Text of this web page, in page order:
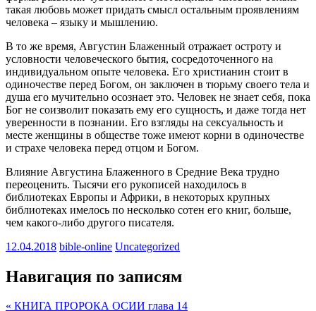
такая любовь может придать смысл остальным проявлениям
человека – языку и мышлению.
В то же время, Августин Блаженный отражает остроту и
условности человеческого бытия, сосредоточенного на
индивидуальном опыте человека. Его христианин стоит в
одиночестве перед Богом, он заключен в тюрьму своего тела и
душа его мучительно осознает это. Человек не знает себя, пока
Бог не соизволит показать ему его сущность, и даже тогда нет
уверенности в познании. Его взгляды на сексуальность и
месте женщины в обществе тоже имеют корни в одиночестве
и страхе человека перед отцом и Богом.
Влияние Августина Блаженного в Средние Века трудно
переоценить. Тысячи его рукописей находилось в
библиотеках Европы и Африки, в некоторых крупных
библиотеках имелось по несколько сотен его книг, больше,
чем какого-либо другого писателя.
12.04.2018 bible-online Uncategorized
Навигация по записям
« КНИГА ПРОРОКА ОСИИ глава 14